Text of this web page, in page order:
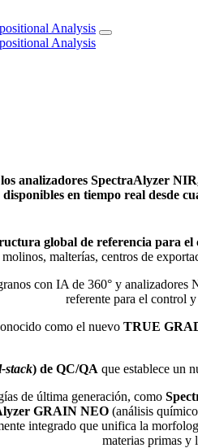
analizadores SpectraAlyzer
en tiempo real
global de referencia para
molinos, malterías, centros de
con IA de 360° y
referente para el control
como el nuevo TRUE
stack) de QC/QA que establece un
de última generación, como
GRAIN NEO (análisis
integrado que unifica la
materias primas y